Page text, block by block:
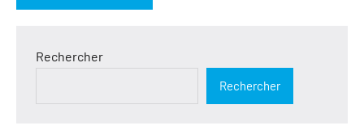
Rechercher
Rechercher